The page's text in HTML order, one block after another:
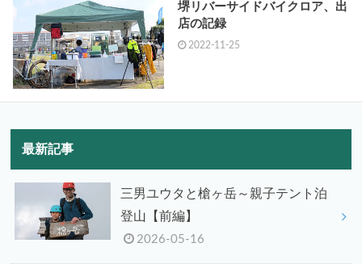
堺リバーサイドバイクロア、出
店の記録
2022-11-25
最新記事
三男ユウタと槍ヶ岳～親子テント泊
登山【前編】
2026-05-16